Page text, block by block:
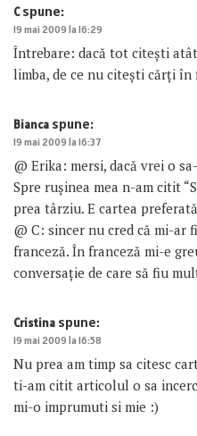
C spune:
19 mai 2009 la 16:29
Întrebare: dacă tot citeşti
limba, de ce nu citeşti cărţi în
Bianca spune:
19 mai 2009 la 16:37
@ Erika: mersi, dacă vrei o
Spre rușinea mea n-am citit
prea târziu. E cartea
@ C: sincer nu cred că mi-ar
franceză. În franceză mi-e
conversație de care să fiu
Cristina spune:
19 mai 2009 la 16:58
Nu prea am timp sa citesc
ti-am citit articolul o sa incerc
mi-o imprumuti si mie :)